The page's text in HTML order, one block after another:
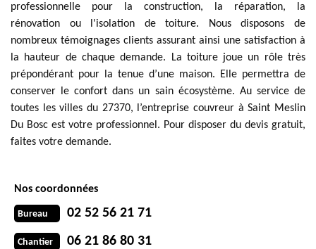
professionnelle pour la construction, la réparation, la
rénovation ou l'isolation de toiture. Nous disposons de
nombreux témoignages clients assurant ainsi une satisfaction à
la hauteur de chaque demande. La toiture joue un rôle très
prépondérant pour la tenue d’une maison. Elle permettra de
conserver le confort dans un sain écosystème. Au service de
toutes les villes du 27370, l’entreprise couvreur à Saint Meslin
Du Bosc est votre professionnel. Pour disposer du devis gratuit,
faites votre demande.
Nos coordonnées
Bureau 02 52 56 21 71
Chantier 06 21 86 80 31